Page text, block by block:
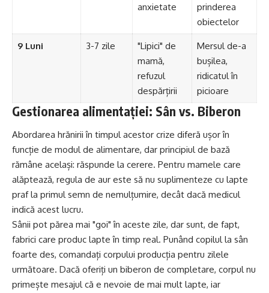
anxietate
prinderea
obiectelor
9 Luni 3-7 zile
"Lipici" de
mamă,
refuzul
despărțirii
Mersul de-a
bușilea,
ridicatul în
picioare
Gestionarea alimentației: Sân vs. Biberon
Abordarea hrănirii în timpul acestor crize diferă ușor în
funcție de modul de alimentare, dar principiul de bază
rămâne același: răspunde la cerere. Pentru mamele care
alăptează, regula de aur este să nu suplimenteze cu lapte
praf la primul semn de nemulțumire, decât dacă medicul
indică acest lucru.
Sânii pot părea mai "goi" în aceste zile, dar sunt, de fapt,
fabrici care produc lapte în timp real. Punând copilul la sân
foarte des, comandați corpului producția pentru zilele
următoare. Dacă oferiți un biberon de completare, corpul nu
primește mesajul că e nevoie de mai mult lapte, iar